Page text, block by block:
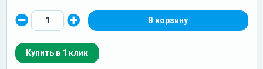
Купить в 1 клик